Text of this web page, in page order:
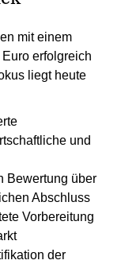
mit einem
erfolgreich
liegt heute
und
Bewertung über
Abschluss
Vorbereitung
der